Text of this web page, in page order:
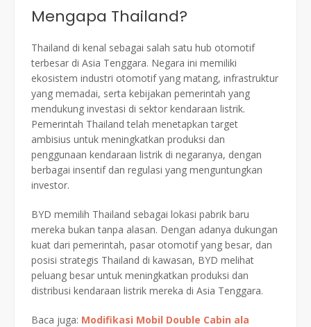
Mengapa Thailand?
Thailand di kenal sebagai salah satu hub otomotif
terbesar di Asia Tenggara. Negara ini memiliki
ekosistem industri otomotif yang matang, infrastruktur
yang memadai, serta kebijakan pemerintah yang
mendukung investasi di sektor kendaraan listrik.
Pemerintah Thailand telah menetapkan target
ambisius untuk meningkatkan produksi dan
penggunaan kendaraan listrik di negaranya, dengan
berbagai insentif dan regulasi yang menguntungkan
investor.
BYD memilih Thailand sebagai lokasi pabrik baru
mereka bukan tanpa alasan. Dengan adanya dukungan
kuat dari pemerintah, pasar otomotif yang besar, dan
posisi strategis Thailand di kawasan, BYD melihat
peluang besar untuk meningkatkan produksi dan
distribusi kendaraan listrik mereka di Asia Tenggara.
Baca juga: Modifikasi Mobil Double Cabin ala